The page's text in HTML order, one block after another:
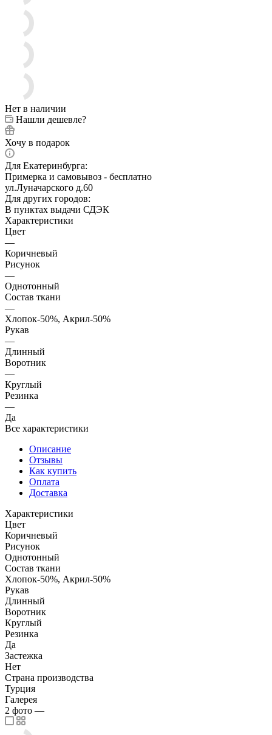
Нет в наличии
Нашли дешевле?
Хочу в подарок
Для Екатеринбурга:
Примерка и самовывоз - бесплатно
ул.Луначарского д.60
Для других городов:
В пунктах выдачи СДЭК
Характеристики
Цвет
—
Коричневый
Рисунок
—
Однотонный
Состав ткани
—
Хлопок-50%, Акрил-50%
Рукав
—
Длинный
Воротник
—
Круглый
Резинка
—
Да
Все характеристики
Описание
Отзывы
Как купить
Оплата
Доставка
Характеристики
Цвет
Коричневый
Рисунок
Однотонный
Состав ткани
Хлопок-50%, Акрил-50%
Рукав
Длинный
Воротник
Круглый
Резинка
Да
Застежка
Нет
Страна производства
Турция
Галерея
2 фото —